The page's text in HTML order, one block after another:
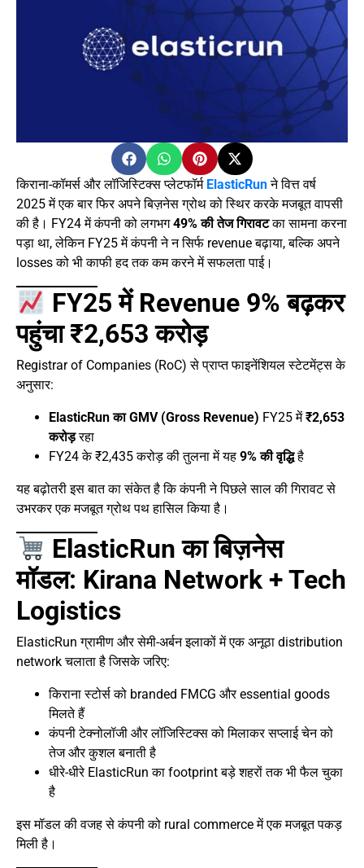
किराना-कॉमर्स और लॉजिस्टिक्स प्लेटफॉर्म ElasticRunने वित्त वर्ष
2025 में एक बार फिर अपने बिज़नेस ग्रोथ को स्थिर करके मजबूत वापसी
की है। FY24 में कंपनी को लगभग49% की तेज गिरावटका सामना करना
पड़ा था, लेकिन FY25 में कंपनी ने न सिर्फ revenue बढ़ाया, बल्कि अपने
losses को भी काफी हद तक कम करने में सफलता पाई।
FY25 में Revenue 9% बढ़कर
पहुंचा ₹2,653 करोड़
Registrar of Companies (RoC) से प्राप्त फाइनेंशियल स्टेटमेंट्स के
अनुसार:
ElasticRun का GMV (Gross Revenue) FY25 में₹2,653
करोड़रहा
FY24 के ₹2,435 करोड़ की तुलना में यह 9% की वृद्धिहै
यह बढ़ोतरी इस बात का संकेत है कि कंपनी ने पिछले साल की गिरावट से
उभरकर एक मजबूत ग्रोथ पथ हासिल किया है।
ElasticRun का बिज़नेस
मॉडल: Kirana Network + Tech
Logistics
ElasticRun ग्रामीण और सेमी-अर्बन इलाकों में एक अनूठा distribution
network चलाता है जिसके जरिए:
किराना स्टोर्स को branded FMCG और essential goods
मिलते हैं
कंपनी टेक्नोलॉजी और लॉजिस्टिक्स को मिलाकर सप्लाई चेन को
तेज और कुशल बनाती है
धीरे-धीरे ElasticRun का footprint बड़े शहरों तक भी फैल चुका
है
इस मॉडल की वजह से कंपनी को rural commerce में एक मजबूत पकड़
मिली है।